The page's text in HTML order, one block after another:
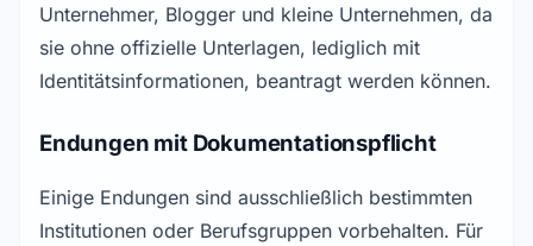
Unternehmer, Blogger und kleine Unternehmen, da
sie ohne offizielle Unterlagen, lediglich mit
Identitätsinformationen, beantragt werden können.
Endungen mit Dokumentationspflicht
Einige Endungen sind ausschließlich bestimmten
Institutionen oder Berufsgruppen vorbehalten. Für